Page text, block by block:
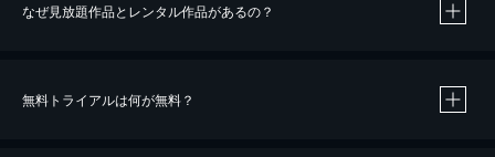
なぜ見放題作品とレンタル作品があるの？
無料トライアルは何が無料？